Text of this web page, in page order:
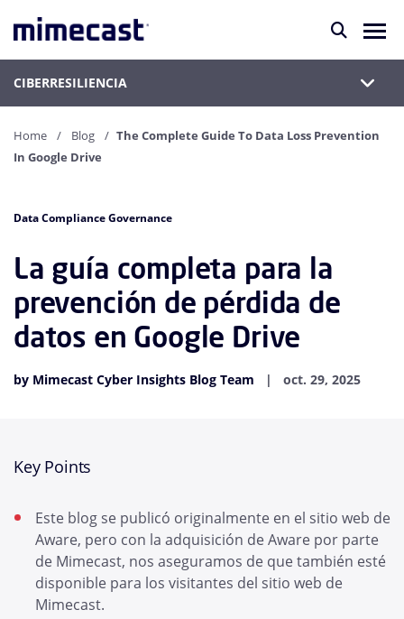
CIBERRESILIENCIA
Home Blog
The Complete Guide To Data Loss Prevention
In Google Drive
Data Compliance Governance
La guía completa para la
prevención de pérdida de
datos en Google Drive
by Mimecast Cyber Insights Blog Team oct. 29, 2025
Key Points
Este blog se publicó originalmente en el sitio web de
Aware, pero con la adquisición de Aware por parte
de Mimecast, nos aseguramos de que también esté
disponible para los visitantes del sitio web de
Mimecast.